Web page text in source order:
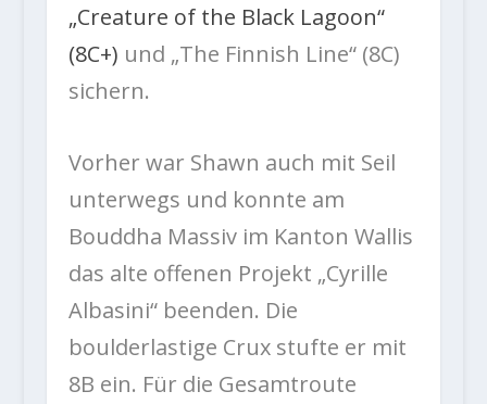
„Creature of the Black Lagoon“
(8C+) und „The Finnish Line“ (8C)
sichern.
Vorher war Shawn auch mit Seil
unterwegs und konnte am
Bouddha Massiv im Kanton Wallis
das alte offenen Projekt „Cyrille
Albasini“ beenden. Die
boulderlastige Crux stufte er mit
8B ein. Für die Gesamtroute